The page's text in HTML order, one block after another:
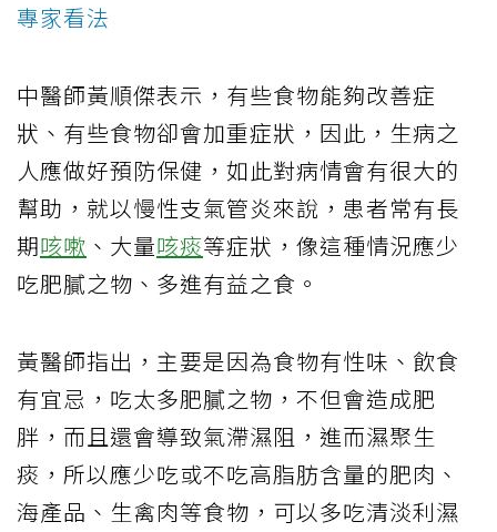
專家看法
中醫師黃順傑表示，有些食物能夠改善症
狀、有些食物卻會加重症狀，因此，生病之
人應做好預防保健，如此對病情會有很大的
幫助，就以慢性支氣管炎來說，患者常有長
期咳嗽 、大量咳痰等症狀，像這種情況應少
吃肥膩之物、多進有益之食。
黃醫師指出，主要是因為食物有性味、飲食
有宜忌，吃太多肥膩之物，不但會造成肥
胖，而且還會導致氣滯濕阻，進而濕聚生
痰，所以應少吃或不吃高脂肪含量的肥肉、
海產品、生禽肉等食物，可以多吃清淡利濕